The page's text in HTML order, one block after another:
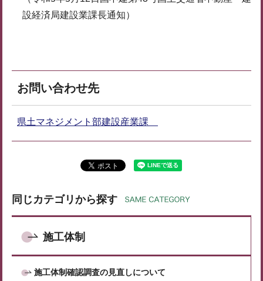
設経済局建設業課長通知）
お問い合わせ先
県土マネジメント部建設産業課
同じカテゴリから探す
施工体制
施工体制確認調査の見直しについて